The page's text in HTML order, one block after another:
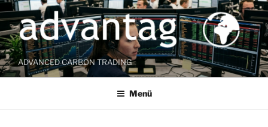
Zum
Inhalt
springen
ADVANCED CARBON TRADING
Menü